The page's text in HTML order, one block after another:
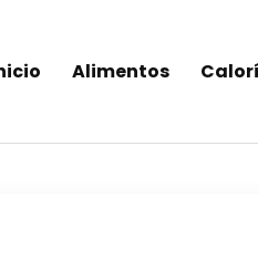
Alimentos